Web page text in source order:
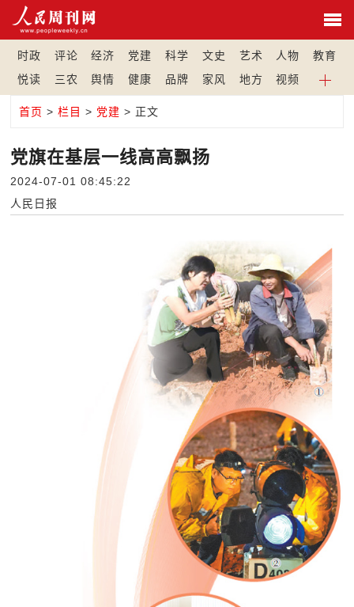
时政 评论 经济 党建 科学 文史 艺术 人物
教育
悦读
三农 舆情 健康 品牌 家风 地方 视频
首页 >栏目 > 党建 > 正文
党旗在基层一线高高飘扬
2024-07-01 08:45:22
人民日报